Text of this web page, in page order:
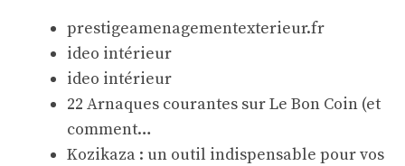
prestigeamenagementexterieur.fr
ideo intérieur
ideo intérieur
22 Arnaques courantes sur Le Bon Coin (et
comment…
Kozikaza : un outil indispensable pour vos